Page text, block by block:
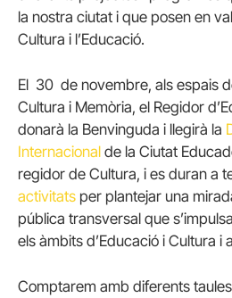
la nostra ciutat i que posen en
Cultura i l’Educació.
El 30 de novembre, als espais
Cultura i Memòria, el Regidor
donarà la Benvinguda i llegirà la
Internacional de la Ciutat
regidor de Cultura, i es duran a
activitats per plantejar una
pública transversal que
els àmbits d’Educació i Cultura i
Comptarem amb diferents